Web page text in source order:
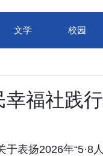
文学 校园
福社践
表扬2026年“5·8